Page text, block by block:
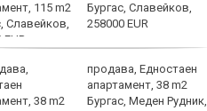
Бургас, Славейков,
258000 EUR
продава, Едностаен
апартамент, 38 m2
Бургас, Меден Рудник,